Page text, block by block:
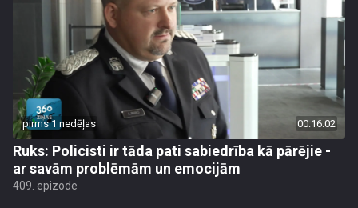
pirms 1 nedēļas 00:16:02
Ruks: Policisti ir tāda pati sabiedrība kā pārējie -
ar savām problēmām un emocijām
409. epizode